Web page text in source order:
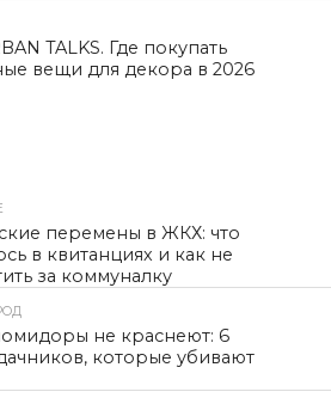
TALKS. Где покупать
вещи для декора в 2026
перемены в ЖКХ: что
в квитанциях и как не
за коммуналку
не краснеют: 6
которые убивают